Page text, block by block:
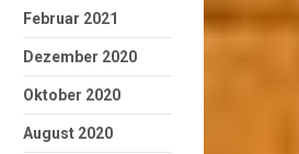
Februar 2021
Dezember 2020
Oktober 2020
August 2020